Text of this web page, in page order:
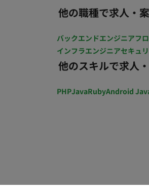
す。 ユーザー中心設
接に連携し、意思決
す。 ▼ユーザーヒアリングの実施 ・ターゲットユーザーとのインタビューやワークショップを
通じて、ニーズや課
し、デザインに反映
解し、各機能がど
成します。 ▼ユース
なソリューションを
他の職種で求人・
バックエンドエンジニアフ
インフラエンジニアセキュ
他のスキルで求人
PHPJavaRubyAndroid